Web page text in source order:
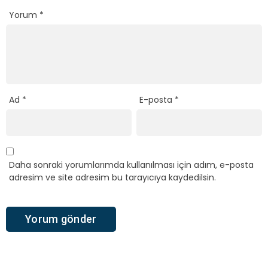
Yorum *
Ad * E-posta *
Daha sonraki yorumlarımda kullanılması için adım, e-posta
adresim ve site adresim bu tarayıcıya kaydedilsin.